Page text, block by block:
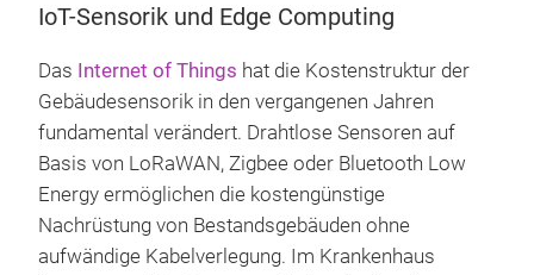
IoT-Sensorik und Edge Computing
Das Internet of Things hat die Kostenstruktur der
Gebäudesensorik in den vergangenen Jahren
fundamental verändert. Drahtlose Sensoren auf
Basis von LoRaWAN, Zigbee oder Bluetooth Low
Energy ermöglichen die kostengünstige
Nachrüstung von Bestandsgebäuden ohne
aufwändige Kabelverlegung. Im Krankenhaus